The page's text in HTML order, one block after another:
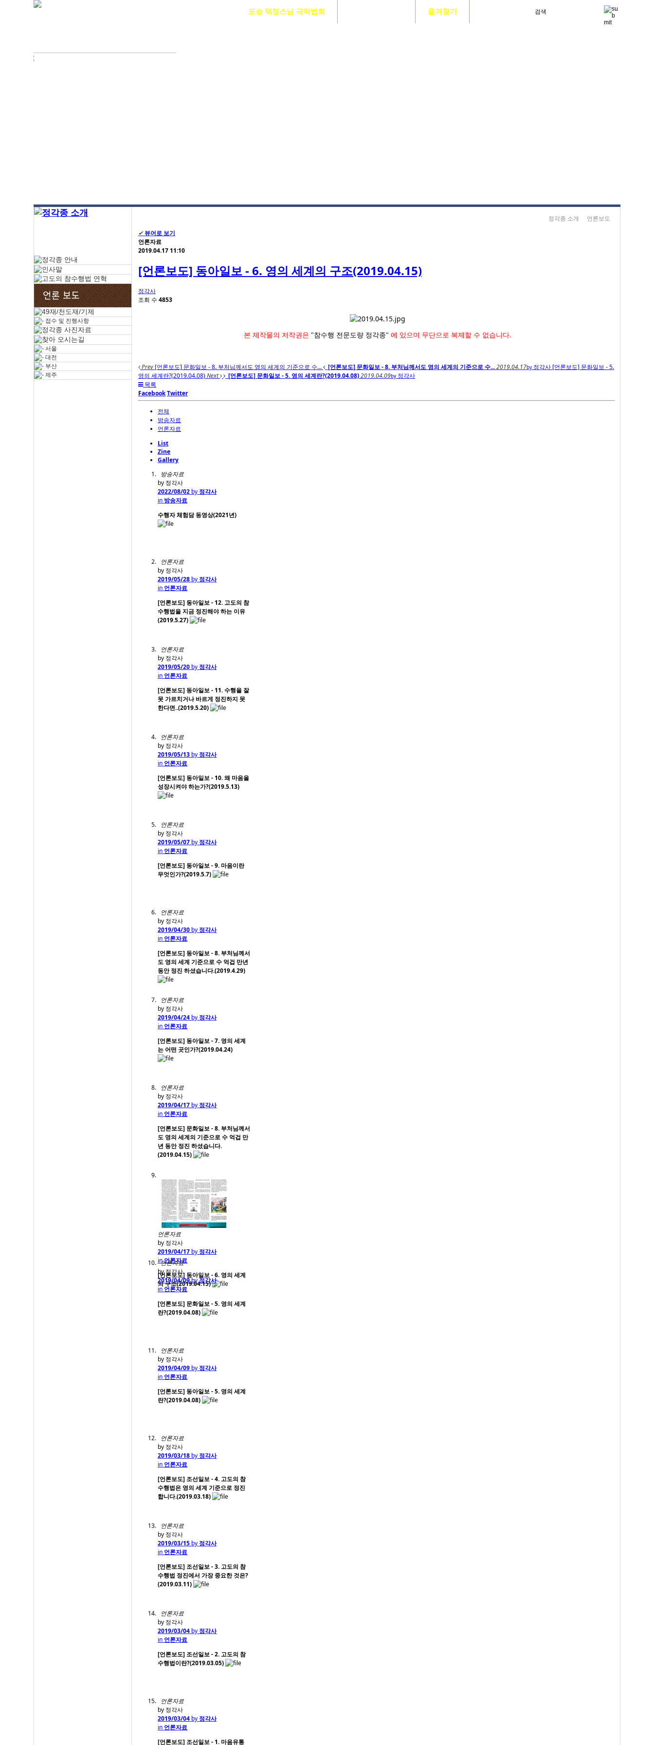
도승 덕정스님 극락법회 즐겨찾기
정각종 소개 언론보도
✔뷰어로 보기
언론자료
2019.04.17 11:10
[언론보도] 동아일보 - 6. 영의 세계의 구조(2019.04.15)
정각사
조회 수 4853
본 제작물의 저작권은 "참수행 전문도량 정각종" 에 있으며 무단으로 복제할 수 없습니다.
Prev [언론보도] 문화일보 - 8. 부처님께서도 영의 세계의 기준으로 수... [언론보도] 문화일보 - 8. 부처님께서도 영의 세계의 기준으로 수...2019.04.17by 정각사 [언론보도] 문화일보 - 5.
영의 세계란?(2019.04.08)Next [언론보도] 문화일보 - 5. 영의 세계란?(2019.04.08)2019.04.09by 정각사
목록
FacebookTwitter
전체
방송자료
언론자료
List
Zine
Gallery
방송자료
by 정각사
2022/08/02 by 정각사
in 방송자료
수행자 체험담 동영상(2021년)
언론자료
by 정각사
2019/05/28 by 정각사
in 언론자료
[언론보도] 동아일보 - 12. 고도의 참
수행법을 지금 정진해야 하는 이유
(2019.5.27)
언론자료
by 정각사
2019/05/20 by 정각사
in 언론자료
[언론보도] 동아일보 - 11. 수행을 잘
못 가르치거나 바르게 정진하지 못
한다면..(2019.5.20)
언론자료
by 정각사
2019/05/13 by 정각사
in 언론자료
[언론보도] 동아일보 - 10. 왜 마음을
성장시켜야 하는가?(2019.5.13)
언론자료
by 정각사
2019/05/07 by 정각사
in 언론자료
[언론보도] 동아일보 - 9. 마음이란
무엇인가?(2019.5.7)
언론자료
by 정각사
2019/04/30 by 정각사
in 언론자료
[언론보도] 동아일보 - 8. 부처님께서
도 영의 세계 기준으로 수 억겁 만년
동안 정진 하셨습니다.(2019.4.29)
언론자료
by 정각사
2019/04/24 by 정각사
in 언론자료
[언론보도] 동아일보 - 7. 영의 세계
는 어떤 곳인가?(2019.04.24)
언론자료
by 정각사
2019/04/17 by 정각사
in 언론자료
[언론보도] 문화일보 - 8. 부처님께서
도 영의 세계의 기준으로 수 억겁 만
년 동안 정진 하셨습니다.
(2019.04.15)
언론자료
by 정각사
2019/04/17 by 정각사
in언론자료
[언론보도] 동아일보 - 6. 영의 세계
의 구조(2019.04.15)
언론자료
by 정각사
2019/04/09by정각사
in언론자료
[언론보도] 문화일보 - 5. 영의 세계
란?(2019.04.08)
언론자료
by 정각사
2019/04/09 by 정각사
in 언론자료
[언론보도] 동아일보 - 5. 영의 세계
란?(2019.04.08)
언론자료
by 정각사
2019/03/18 by 정각사
in 언론자료
[언론보도] 조선일보 - 4. 고도의 참
수행법은 영의 세계 기준으로 정진
합니다.(2019.03.18)
언론자료
by 정각사
2019/03/15 by 정각사
in 언론자료
[언론보도] 조선일보 - 3. 고도의 참
수행법 정진에서 가장 중요한 것은?
(2019.03.11)
언론자료
by 정각사
2019/03/04 by 정각사
in 언론자료
[언론보도] 조선일보 - 2. 고도의 참
수행법이란?(2019.03.05)
언론자료
by 정각사
2019/03/04 by 정각사
in 언론자료
[언론보도] 조선일보 - 1. 마음유통